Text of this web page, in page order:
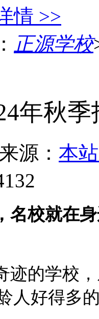
情 >>
正源学校
年秋
来源： 本
名校就在
迹的学校
人好得多